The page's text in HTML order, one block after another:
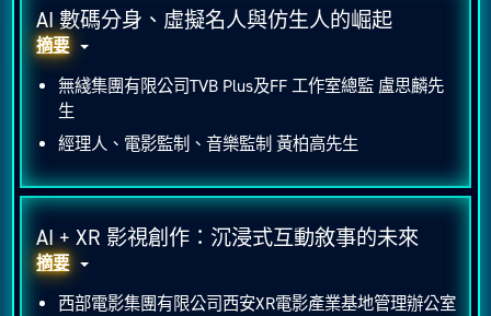
AI 數碼分身、虛擬名人與仿生人的崛起
摘要
無綫集團有限公司TVB Plus及FF 工作室總監 盧思麟先
生
經理人、電影監制、音樂監制 黃柏高先生
AI + XR 影視創作：沉浸式互動敘事的未來​
摘要
西部電影集團有限公司西安XR電影產業基地管理辦公室